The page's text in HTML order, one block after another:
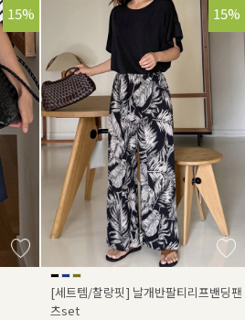
15% 15%
[세트템/찰랑핏] 날개반팔티리프밴딩팬
츠set